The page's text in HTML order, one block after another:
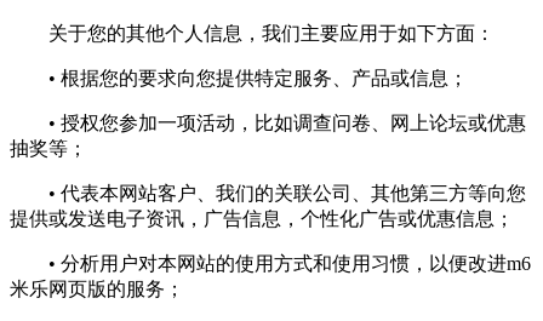
关于您的其他个人信息，我们主要应用于如下方面：
• 根据您的要求向您提供特定服务、产品或信息；
• 授权您参加一项活动，比如调查问卷、网上论坛或优惠
抽奖等；
• 代表本网站客户、我们的关联公司、其他第三方等向您
提供或发送电子资讯，广告信息，个性化广告或优惠信息；
• 分析用户对本网站的使用方式和使用习惯，以便改进m6
米乐网页版的服务；